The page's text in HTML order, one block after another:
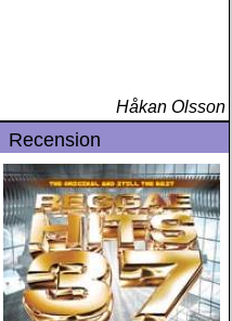
Håkan Olsson
Recension